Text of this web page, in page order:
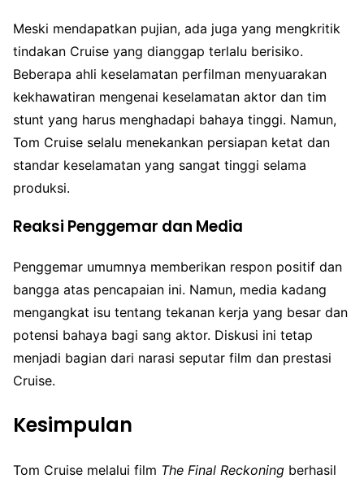
Meski mendapatkan pujian, ada juga yang mengkritik
tindakan Cruise yang dianggap terlalu berisiko.
Beberapa ahli keselamatan perfilman menyuarakan
kekhawatiran mengenai keselamatan aktor dan tim
stunt yang harus menghadapi bahaya tinggi. Namun,
Tom Cruise selalu menekankan persiapan ketat dan
standar keselamatan yang sangat tinggi selama
produksi.
Reaksi Penggemar dan Media
Penggemar umumnya memberikan respon positif dan
bangga atas pencapaian ini. Namun, media kadang
mengangkat isu tentang tekanan kerja yang besar dan
potensi bahaya bagi sang aktor. Diskusi ini tetap
menjadi bagian dari narasi seputar film dan prestasi
Cruise.
Kesimpulan
Tom Cruise melalui film The Final Reckoning berhasil